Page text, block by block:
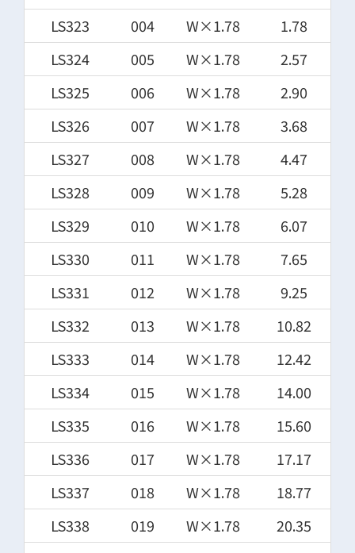
LS323
004 W×1.78
1.78
LS324
005 W×1.78
2.57
LS325
006 W×1.78
2.90
LS326
007 W×1.78
3.68
LS327
008 W×1.78
4.47
LS328
009 W×1.78
5.28
LS329
010 W×1.78
6.07
LS330
011 W×1.78
7.65
LS331
012 W×1.78
9.25
LS332
013 W×1.78
10.82
LS333
014 W×1.78
12.42
LS334
015 W×1.78
14.00
LS335
016 W×1.78
15.60
LS336
017 W×1.78
17.17
LS337
018 W×1.78
18.77
LS338
019 W×1.78
20.35